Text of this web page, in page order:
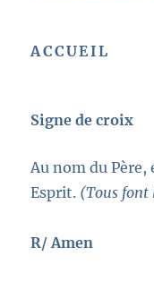
ACCUEIL
Signe de croix
Au nom du
Esprit. (Tous font
R/ Amen